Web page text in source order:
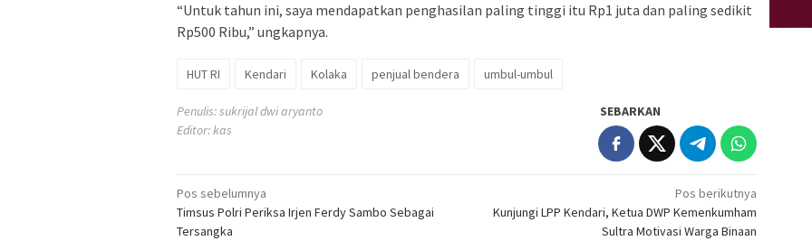
“Untuk tahun ini, saya mendapatkan penghasilan paling tinggi itu Rp1 juta dan paling sedikit
Rp500 Ribu,” ungkapnya.
HUT RI Kendari Kolaka penjual bendera umbul-umbul
Penulis: sukrijal dwi aryanto
Editor: kas
SEBARKAN
Navigasi
pos
Pos sebelumnya
Timsus Polri Periksa Irjen Ferdy Sambo Sebagai
Tersangka
Pos berikutnya
Kunjungi LPP Kendari, Ketua DWP Kemenkumham
Sultra Motivasi Warga Binaan